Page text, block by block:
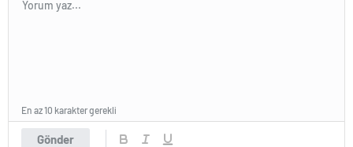
Gönder
En az 10 karakter gerekli